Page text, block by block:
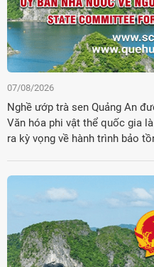
07/08/2026
Nghề ướp trà sen Quảng An
Văn hóa phi vật thể quốc gia
ra kỳ vọng về hành trình bảo